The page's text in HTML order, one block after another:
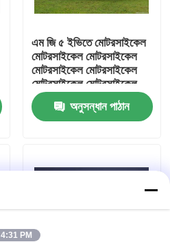
এম জি ৫ ইভিতে মোটরসাইকেল
মোটরসাইকেল মোটরসাইকেল
মোটরসাইকেল মোটরসাইকেল
মোটরসাইকেল মোটরসাইকেল
মোটরসাইকেল মোটরসাইকেল
মোটরসাইকেল মোটরসাইকেল
মোটরসাইকেল মোটরসাইকেল
মোটরসাইকেল মোটরসাইকেল
মোটরসাইকেল মোটরসাইকেল
মোটরসাইকেল মোটরসাইকেল
অনুসন্ধান পাঠান
4:31 PM